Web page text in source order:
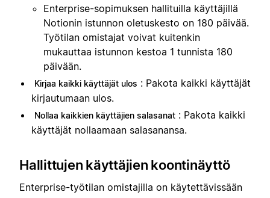
Enterprise-sopimuksen hallituilla käyttäjillä
Notionin istunnon oletuskesto on 180 päivää.
Työtilan omistajat voivat kuitenkin
mukauttaa istunnon kestoa 1 tunnista 180
päivään.
Kirjaa kaikki käyttäjät ulos : Pakota kaikki käyttäjät
kirjautumaan ulos.
Nollaa kaikkien käyttäjien salasanat : Pakota kaikki
käyttäjät nollaamaan salasanansa.
Hallittujen käyttäjien koontinäyttö
Enterprise-työtilan omistajilla on käytettävissään